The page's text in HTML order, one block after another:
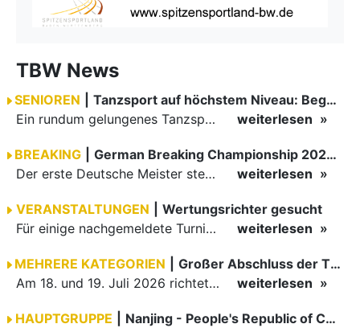
TBW News
SENIOREN
Tanzsport auf höchstem Niveau: Begeisterung bei den Turnieren in…
Ein rundum gelungenes Tanzsport-Wochenende liegt hinter den Paaren und Organisatoren in Enzklösterle. Am 1. und 2. August 2026 verwandelte sich die Festhalle wieder in einen lebendigen Mittelpunkt des…
weiterlesen
BREAKING
German Breaking Championship 2026 in Hannover
Der erste Deutsche Meister steht fest B-Boy Roman siegt bei den Juniors
weiterlesen
VERANSTALTUNGEN
Wertungsrichter gesucht
Für einige nachgemeldete Turniere im 2 Halbjahr sucht der ZWE noch Wertungsrichter.
weiterlesen
MEHRERE KATEGORIEN
Großer Abschluss der TBW-Trophy in Weinheim
Am 18. und 19. Juli 2026 richtete die Tanzsportabteilung (TSA) der TSG 1862 Weinheim das Abschlussturnier der diesjährigen TBW-Trophy-Serie aus. Zum traditionellen Saisonfinale kamen rund 400 Starts über…
weiterlesen
HAUPTGRUPPE
Nanjing - People's Republic of China